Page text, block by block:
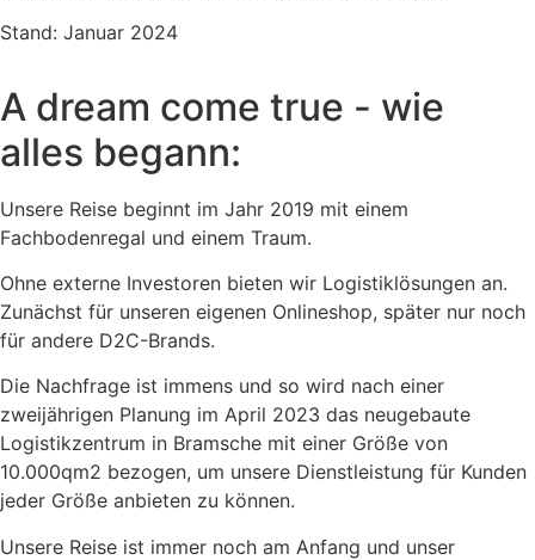
Stand: Januar 2024
A dream come true - wie
alles begann:
Unsere Reise beginnt im Jahr 2019 mit einem
Fachbodenregal und einem Traum.
Ohne externe Investoren bieten wir Logistiklösungen an.
Zunächst für unseren eigenen Onlineshop, später nur noch
für andere D2C-Brands.
Die Nachfrage ist immens und so wird nach einer
zweijährigen Planung im April 2023 das neugebaute
Logistikzentrum in Bramsche mit einer Größe von
10.000qm2 bezogen, um unsere Dienstleistung für Kunden
jeder Größe anbieten zu können.
Unsere Reise ist immer noch am Anfang und unser